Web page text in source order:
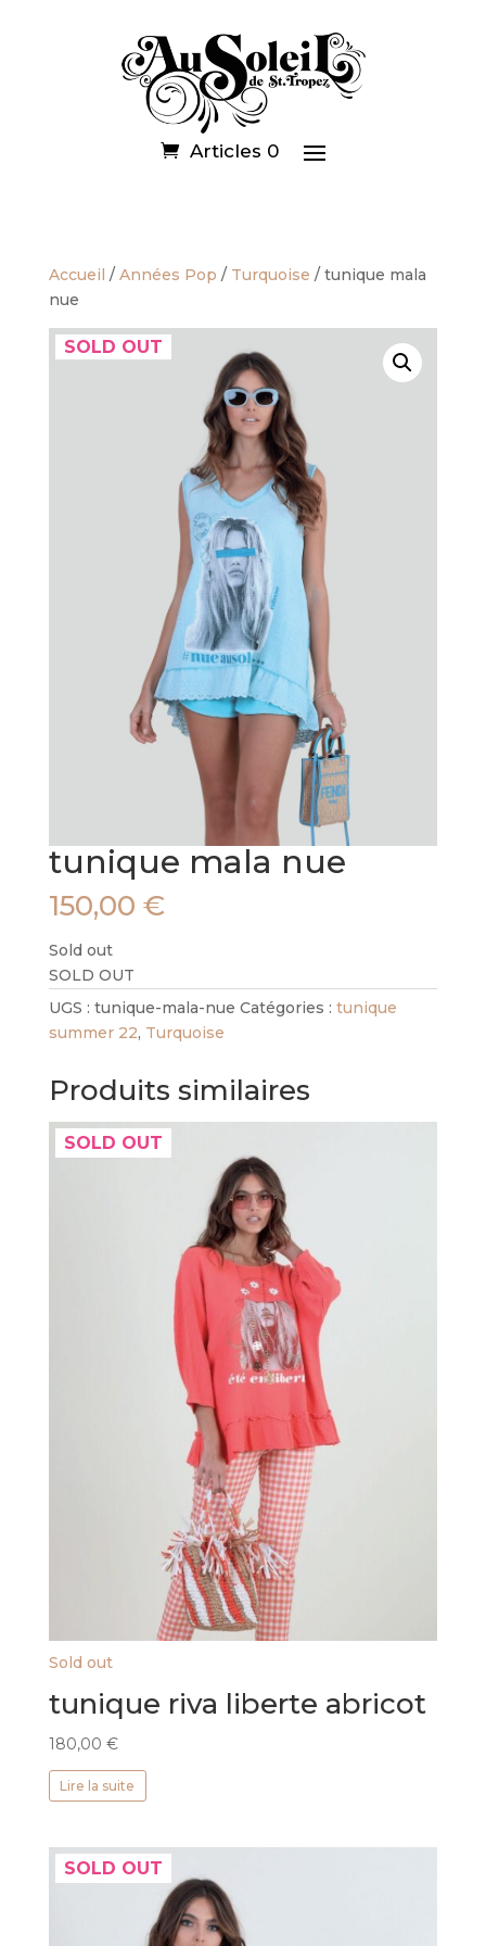
Articles 0
Accueil / Années Pop / Turquoise / tunique mala
nue
SOLD OUT
tunique mala nue
150,00 €
Sold out
SOLD OUT
UGS : tunique-mala-nue Catégories : tunique
summer 22, Turquoise
Produits similaires
SOLD OUT
Sold out
tunique riva liberte abricot
180,00 €
Lire la suite
SOLD OUT